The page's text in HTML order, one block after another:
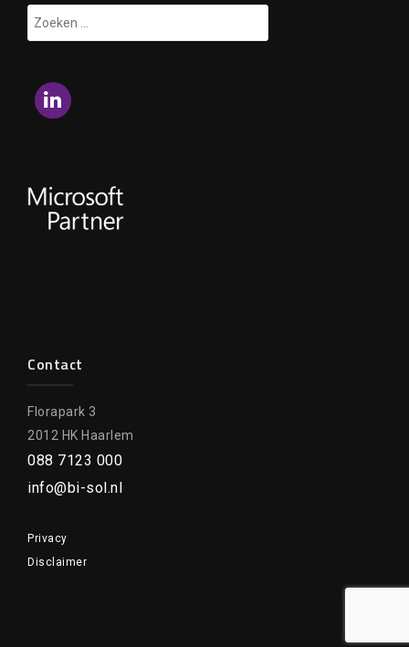
Zoeken
naar:
LinkedIn
Contact
Florapark 3
2012 HK Haarlem
088 7123 000
info@bi-sol.nl
Privacy
Disclaimer